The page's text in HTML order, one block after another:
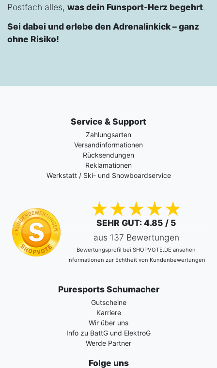
Postfach alles, was dein Funsport-Herz begehrt.
Sei dabei und erlebe den Adrenalinkick – ganz
ohne Risiko!
Service & Support
Zahlungsarten
Versandinformationen
Rücksendungen
Reklamationen
Werkstatt / Ski- und Snowboardservice
SEHR GUT: 4.85 / 5
aus 137 Bewertungen
Bewertungsprofil bei SHOPVOTE.DE ansehen
Informationen zur Echtheit von Kundenbewertungen
Puresports Schumacher
Gutscheine
Karriere
Wir über uns
Info zu BattG und ElektroG
Werde Partner
Folge uns